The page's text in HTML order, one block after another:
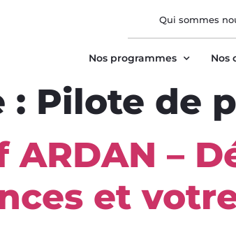
Qui sommes
Nos programmes Nos
: Pilote de
–
et